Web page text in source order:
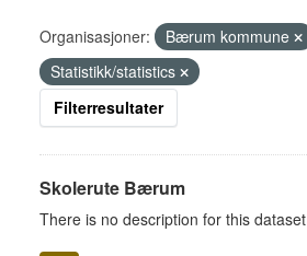
Organisasjoner: Bærum kommune
Statistikk/statistics
Filterresultater
Skolerute Bærum
There is no description for this dataset